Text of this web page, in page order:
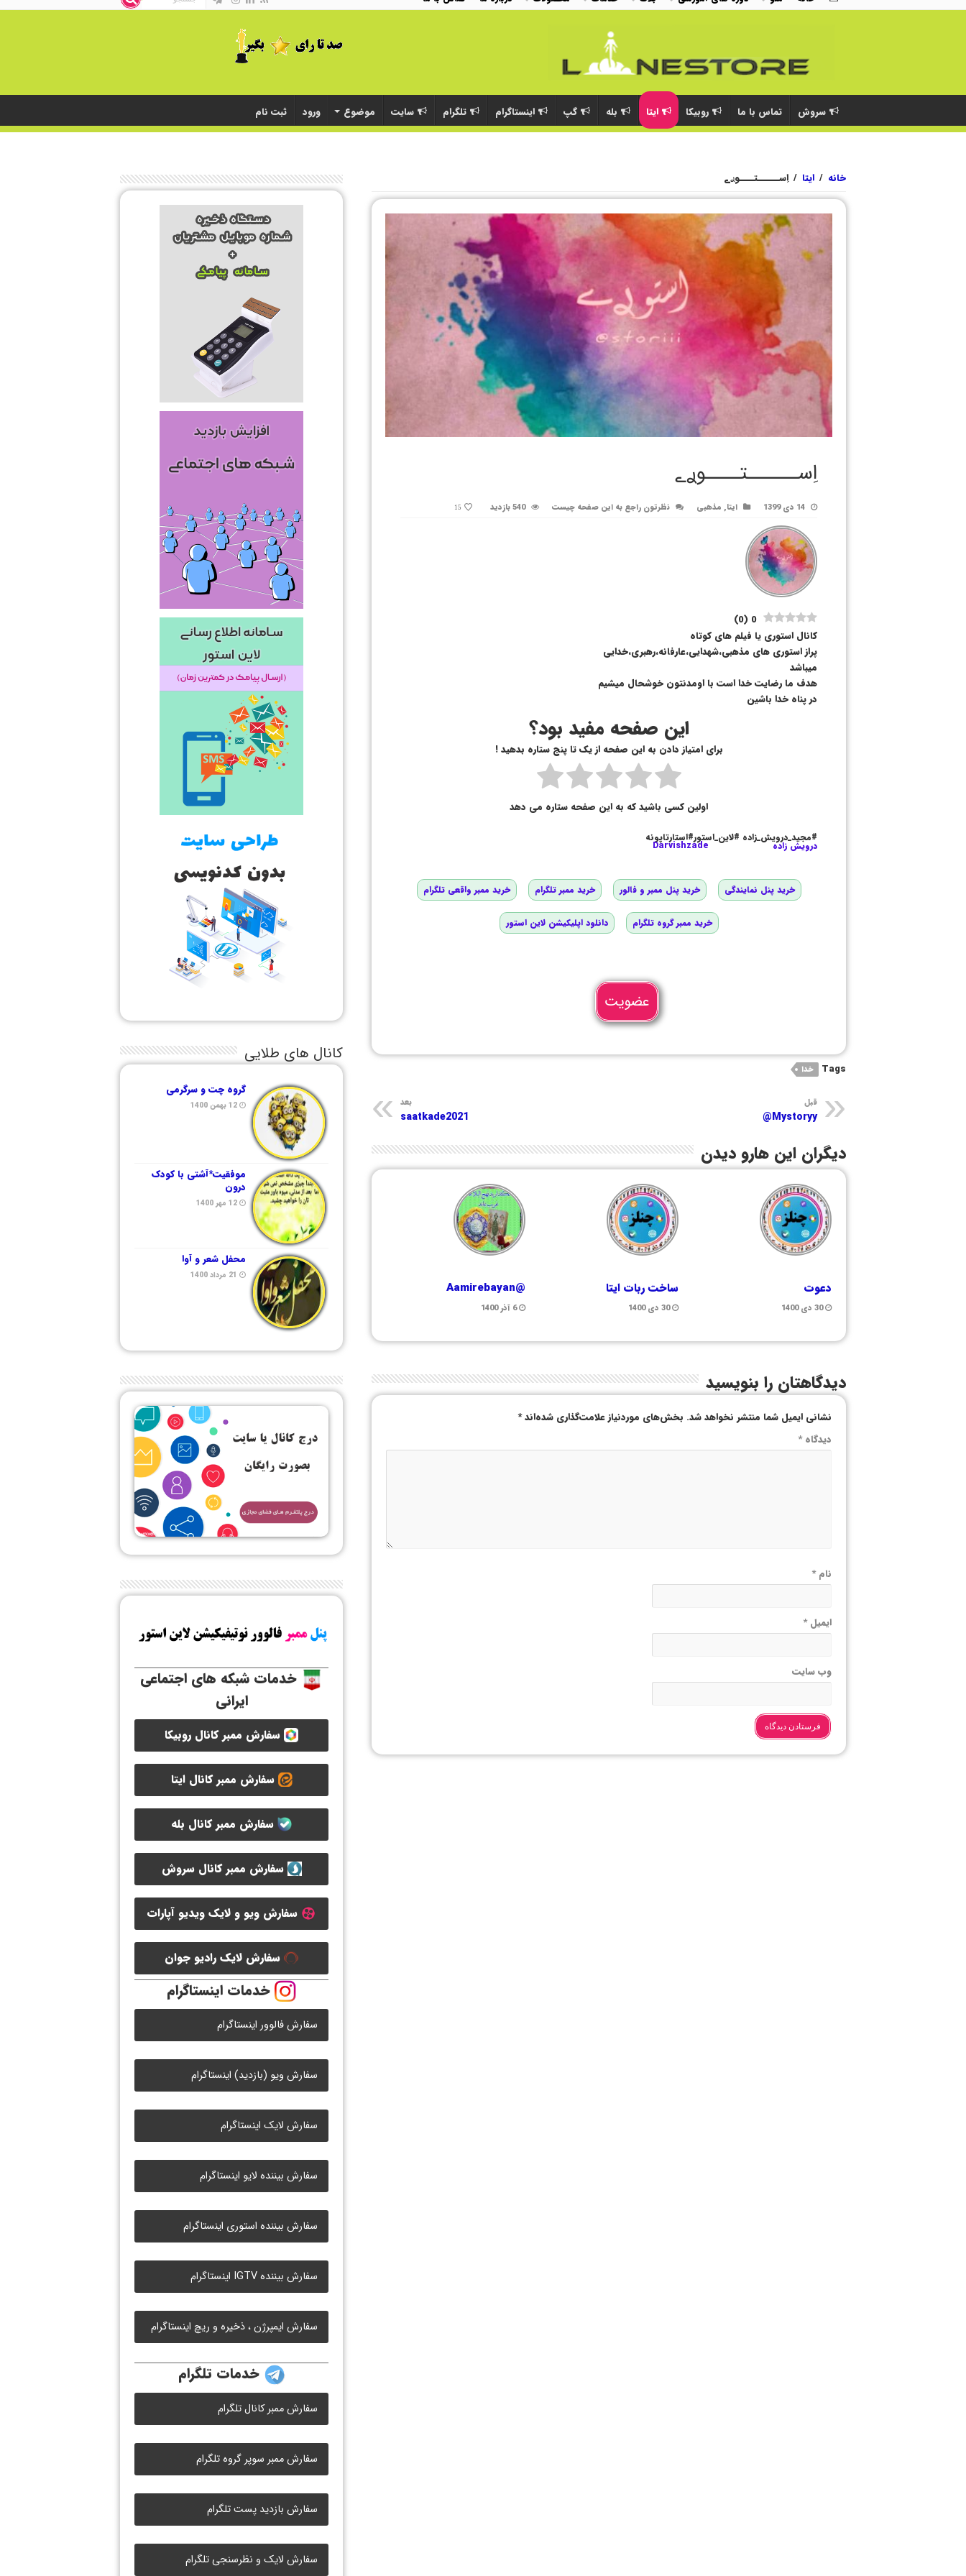
سروش تماس با ما روبیکا ایتا بله گپ اینستاگرام تلگرام سایت موضوع ورود ثبت نام
خانه / ایتا / اِســــــتــــوࢪے
اِســــــتــــوࢪے
14 دی 1399 ایتا, مذهبی نظرتون راجع به این صفحه چیست 540 بازدید 15
0
(
0
)
کانال استوری یا فیلم های کوتاه
پراز استوری های مذهبی،شهدایی،عارفانه،رهبری،خدایی
میباشد
هدف ما رضایت خدا است با اومدنتون خوشحال میشیم
در پناه خدا باشین
این صفحه مفید بود؟
برای امتیاز دادن به این صفحه از یک تا پنج ستاره بدهید !
اولین کسی باشید که به این صفحه ستاره می دهد
#مجید_درویش_زاده #لاین_استور#استارتاپونه
درویش زاده Darvishzade
خرید پنل نمایندگی خرید پنل ممبر و فالور خرید ممبر تلگرام خرید ممبر واقعی تلگرام
خرید ممبر گروه تلگرام دانلود اپلیکیشن لاین استور
عضویت
Tags خدا
قبل
Mystoryy@
بعد
saatkade2021
دیگران این هارو دیدن
دعوت
30 دی 1400
ساخت ربات ایتا
30 دی 1400
@Aamirebayan
6 آذر 1400
دیدگاهتان را بنویسید
نشانی ایمیل شما منتشر نخواهد شد. بخش‌های موردنیاز علامت‌گذاری شده‌اند*
دیدگاه*
نام*
ایمیل*
وب‌ سایت
کانال های طلایی
گروه چت و سرگرمی
12 بهمن 1400
موفقیت*آشتی با کودک
درون
12 مهر 1400
محفل شعر و آوا
21 مرداد 1400
خدمات شبکه های اجتماعی
ایرانی
سفارش ممبر کانال روبیکا
سفارش ممبر کانال ایتا
سفارش ممبر کانال بله
سفارش ممبر کانال سروش
سفارش ویو و لایک ویدیو آپارات
سفارش لایک رادیو جوان
خدمات اینستاگرام
سفارش فالوور اینستاگرام
سفارش ویو (بازدید) اینستاگرام
سفارش لایک اینستاگرام
سفارش بیننده لایو اینستاگرام
سفارش بیننده استوری اینستاگرام
سفارش بیننده IGTV اینستاگرام
سفارش ایمپرژن ، ذخیره و ریچ اینستاگرام
خدمات تلگرام
سفارش ممبر کانال تلگرام
سفارش ممبر سوپر گروه تلگرام
سفارش بازدید پست تلگرام
سفارش لایک و نظرسنجی تلگرام